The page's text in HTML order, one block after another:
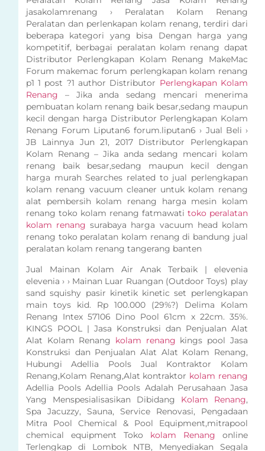
jasakolamrenang › Peralatan Kolam Renang
Peralatan dan perlenkapan kolam renang, terdiri dari
beberapa kategori yang bisa Dengan harga yang
kompetitif, berbagai peralatan kolam renang dapat
Distributor Perlengkapan Kolam Renang MakeMac
Forum makemac forum perlengkapan kolam renang
p1 1 post ?1 author Distributor Perlengkapan Kolam
Renang – Jika anda sedang mencari menerima
pembuatan kolam renang baik besar,sedang maupun
kecil dengan harga Distributor Perlengkapan Kolam
Renang Forum Liputan6 forum.liputan6 › Jual Beli ›
JB Lainnya Jun 21, 2017 Distributor Perlengkapan
Kolam Renang – Jika anda sedang mencari kolam
renang baik besar,sedang maupun kecil dengan
harga murah Searches related to jual perlengkapan
kolam renang vacuum cleaner untuk kolam renang
alat pembersih kolam renang harga mesin kolam
renang toko kolam renang fatmawati toko peralatan
kolam renang surabaya harga vacuum head kolam
renang toko peralatan kolam renang di bandung jual
peralatan kolam renang tangerang banten
Jual Mainan Kolam Air Anak Terbaik | elevenia
elevenia › › Mainan Luar Ruangan (Outdoor Toys) play
sand squishy pasir kinetik kinetic set perlengkapan
main toys kid. Rp 100.000 (29%?) Delima Kolam
Renang Intex 57106 Dino Pool 61cm x 22cm. 35%.
KINGS POOL | Jasa Konstruksi dan Penjualan Alat
Alat Kolam Renang kolam renang kings pool Jasa
Konstruksi dan Penjualan Alat Alat Kolam Renang,
Hubungi Adellia Pools Jual Kontraktor Kolam
Renang,Kolam Renang,Alat kontraktor kolam renang
Adellia Pools Adellia Pools Adalah Perusahaan Jasa
Yang Menspesialisasikan Dibidang Kolam Renang,
Spa Jacuzzy, Sauna, Service Renovasi, Pengadaan
Mitra Pool Chemical & Pool Equipment,mitrapool
chemical equipment Toko kolam Renang online
Terlengkap di Lombok NTB, Menyediakan Segala